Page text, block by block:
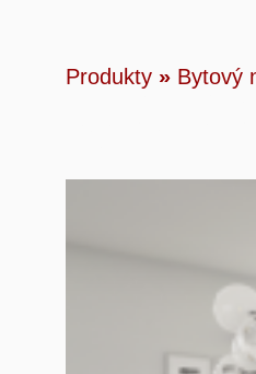
Produkty » Bytový